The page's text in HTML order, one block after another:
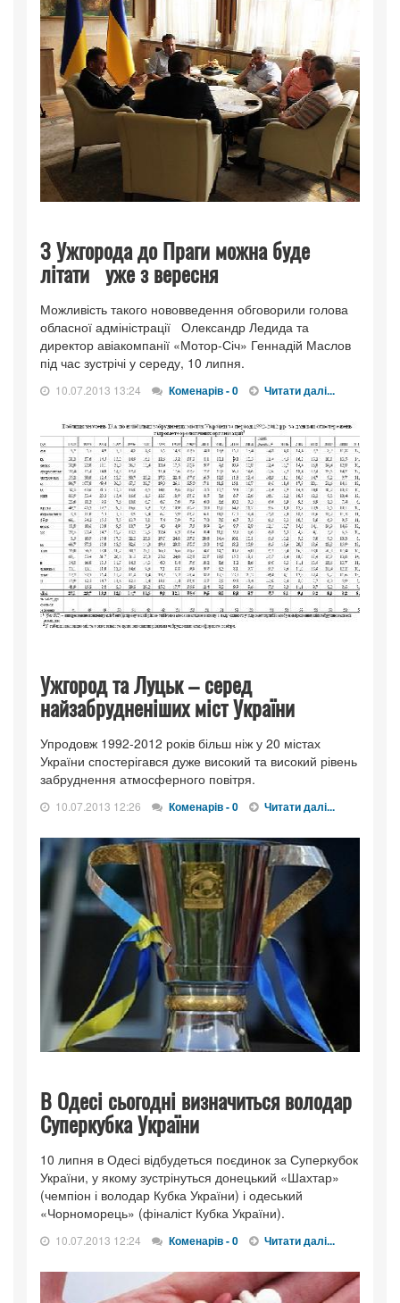
З Ужгорода до Праги можна буде
літати уже з вересня
Можливість такого нововведення обговорили голова
обласної адміністрації Олександр Ледида та
директор авіакомпанії «Мотор-Січ» Геннадій Маслов
під час зустрічі у середу, 10 липня.
10.07.2013 13:24 Коменарів - 0 Читати далі...
Ужгород та Луцьк – серед
найзабрудненіших міст України
Упродовж 1992-2012 років більш ніж у 20 містах
України спостерігався дуже високий та високий рівень
забруднення атмосферного повітря.
10.07.2013 12:26 Коменарів - 0 Читати далі...
В Одесі сьогодні визначиться володар
Суперкубка України
10 липня в Одесі відбудеться поєдинок за Суперкубок
України, у якому зустрінуться донецький «Шахтар»
(чемпіон і володар Кубка України) і одеський
«Чорноморець» (фіналіст Кубка України).
10.07.2013 12:24 Коменарів - 0 Читати далі...